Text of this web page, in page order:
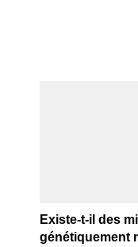
Existe-t-il des
génétiquement